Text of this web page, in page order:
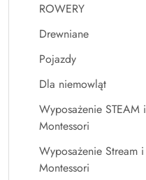
ROWERY
Drewniane
Pojazdy
Dla niemowląt
Wyposażenie STEAM i
Montessori
Wyposażenie Stream i
Montessori